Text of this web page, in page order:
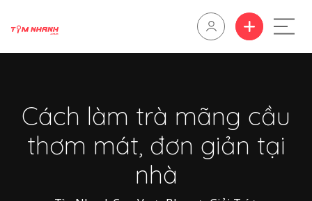
Cách làm trà mãng cầu
thơm mát, đơn giản tại
nhà